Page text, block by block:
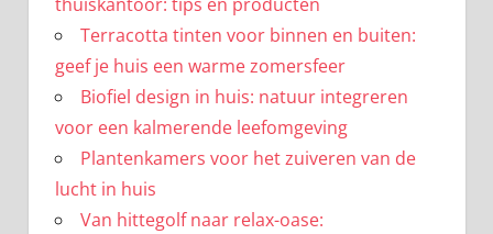
Terracotta tinten voor binnen en buiten:
geef je huis een warme zomersfeer
Biofiel design in huis: natuur integreren
voor een kalmerende leefomgeving
Plantenkamers voor het zuiveren van de
lucht in huis
Van hittegolf naar relax-oase: